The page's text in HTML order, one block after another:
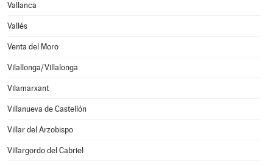
Vallanca
Vallés
Venta del Moro
Vilallonga/Villalonga
Vilamarxant
Villanueva de Castellón
Villar del Arzobispo
Villargordo del Cabriel